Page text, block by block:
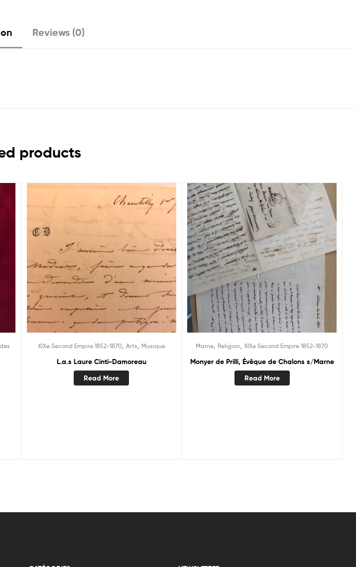
Reviews (0)
products
XIXe Second Empire 1852-1870 Arts Musique
L.a.s Laure Cinti-Damoreau
Read More
Marne Religion ,XIXe Second Empire 1852-1870
Monyer de Prilli, Évêque de Chalons s/Marne
Read More